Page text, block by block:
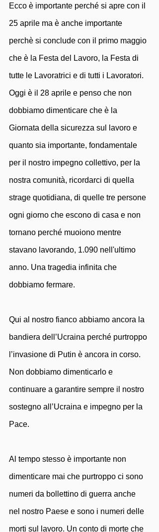
Ecco è importante perché si apre con il
25 aprile ma è anche importante
perchè si conclude con il primo maggio
che è la Festa del Lavoro, la Festa di
tutte le Lavoratrici e di tutti i Lavoratori.
Oggi è il 28 aprile e penso che non
dobbiamo dimenticare che è la
Giornata della sicurezza sul lavoro e
quanto sia importante, fondamentale
per il nostro impegno collettivo, per la
nostra comunità, ricordarci di quella
strage quotidiana, di quelle tre persone
ogni giorno che escono di casa e non
tornano perché muoiono mentre
stavano lavorando, 1.090 nell'ultimo
anno. Una tragedia infinita che
dobbiamo fermare.
Qui al nostro fianco abbiamo ancora la
bandiera dell’Ucraina perché purtroppo
l’invasione di Putin è ancora in corso.
Non dobbiamo dimenticarlo e
continuare a garantire sempre il nostro
sostegno all’Ucraina e impegno per la
Pace.
Al tempo stesso è importante non
dimenticare mai che purtroppo ci sono
numeri da bollettino di guerra anche
nel nostro Paese e sono i numeri delle
morti sul lavoro. Un conto di morte che